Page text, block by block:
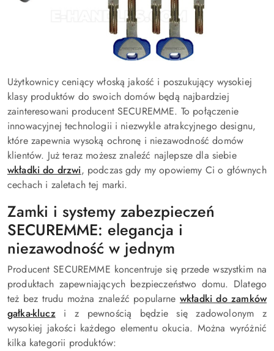
Użytkownicy ceniący włoską jakość i poszukujący wysokiej
klasy produktów do swoich domów będą najbardziej
zainteresowani producent SECUREMME. To połączenie
innowacyjnej technologii i niezwykle atrakcyjnego designu,
które zapewnia wysoką ochronę i niezawodność domów
klientów. Już teraz możesz znaleźć najlepsze dla siebie
wkładki do drzwi, podczas gdy my opowiemy Ci o głównych
cechach i zaletach tej marki.
Zamki i systemy zabezpieczeń
SECUREMME: elegancja i
niezawodność w jednym
Producent SECUREMME koncentruje się przede wszystkim na
produktach zapewniających bezpieczeństwo domu. Dlatego
też bez trudu można znaleźć popularne wkładki do zamków
gałka-kluczi z pewnością będzie się zadowolonym z
wysokiej jakości każdego elementu okucia. Można wyróżnić
kilka kategorii produktów: